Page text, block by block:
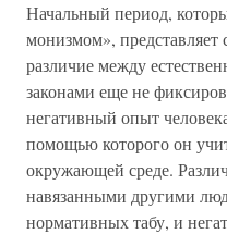
Начальный период,
монизмом», представляет
различие между
законами еще не
негативный опыт
помощью которого он
окружающей среде.
навязанными другими
нормативных табу, и